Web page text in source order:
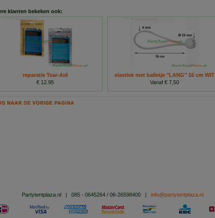
klanten bekeken ook:
reparatie Tear-Aid
€ 12.95
elastiek met balletje "LANG" 16 cm WIT
Vanaf € 7,50
Partytentplaza.nl 085 - 0645264 / 06-26598400| info@partytentplaza.nl